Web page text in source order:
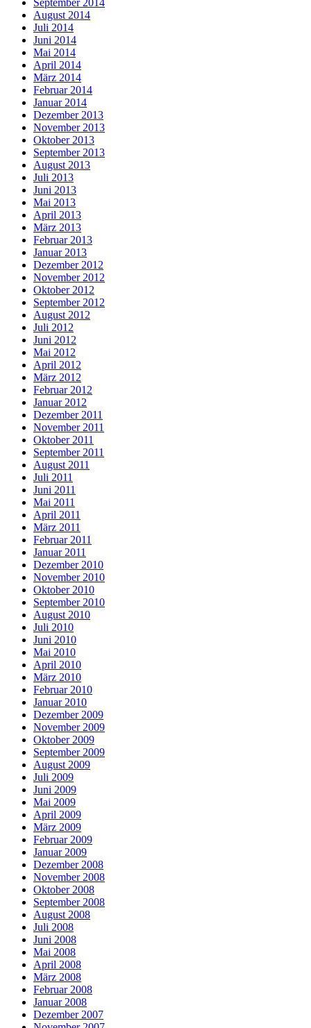
September 2014
August 2014
Juli 2014
Juni 2014
Mai 2014
April 2014
März 2014
Februar 2014
Januar 2014
Dezember 2013
November 2013
Oktober 2013
September 2013
August 2013
Juli 2013
Juni 2013
Mai 2013
April 2013
März 2013
Februar 2013
Januar 2013
Dezember 2012
November 2012
Oktober 2012
September 2012
August 2012
Juli 2012
Juni 2012
Mai 2012
April 2012
März 2012
Februar 2012
Januar 2012
Dezember 2011
November 2011
Oktober 2011
September 2011
August 2011
Juli 2011
Juni 2011
Mai 2011
April 2011
März 2011
Februar 2011
Januar 2011
Dezember 2010
November 2010
Oktober 2010
September 2010
August 2010
Juli 2010
Juni 2010
Mai 2010
April 2010
März 2010
Februar 2010
Januar 2010
Dezember 2009
November 2009
Oktober 2009
September 2009
August 2009
Juli 2009
Juni 2009
Mai 2009
April 2009
März 2009
Februar 2009
Januar 2009
Dezember 2008
November 2008
Oktober 2008
September 2008
August 2008
Juli 2008
Juni 2008
Mai 2008
April 2008
März 2008
Februar 2008
Januar 2008
Dezember 2007